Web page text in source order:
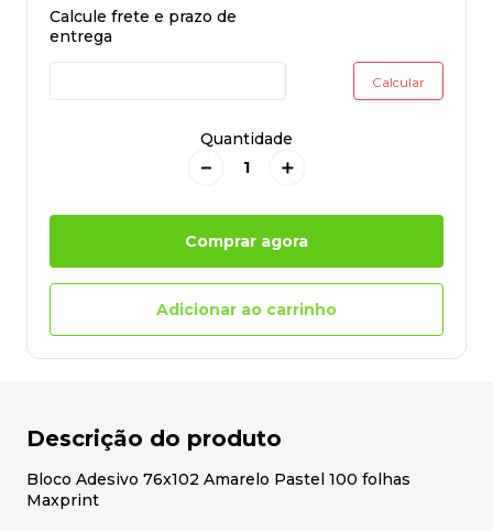
Quantidade
＋
－
Comprar agora
Adicionar ao carrinho
Descrição do produto
Bloco Adesivo 76x102 Amarelo Pastel 100 folhas
Maxprint